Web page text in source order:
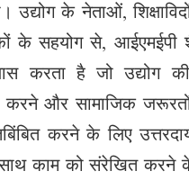
उद्योग के नेताओं,
के सहयोग से, आईएमईपी
करता है जो उद्योग
करने और सामाजिक
करने के लिए
काम को संरेखित करने